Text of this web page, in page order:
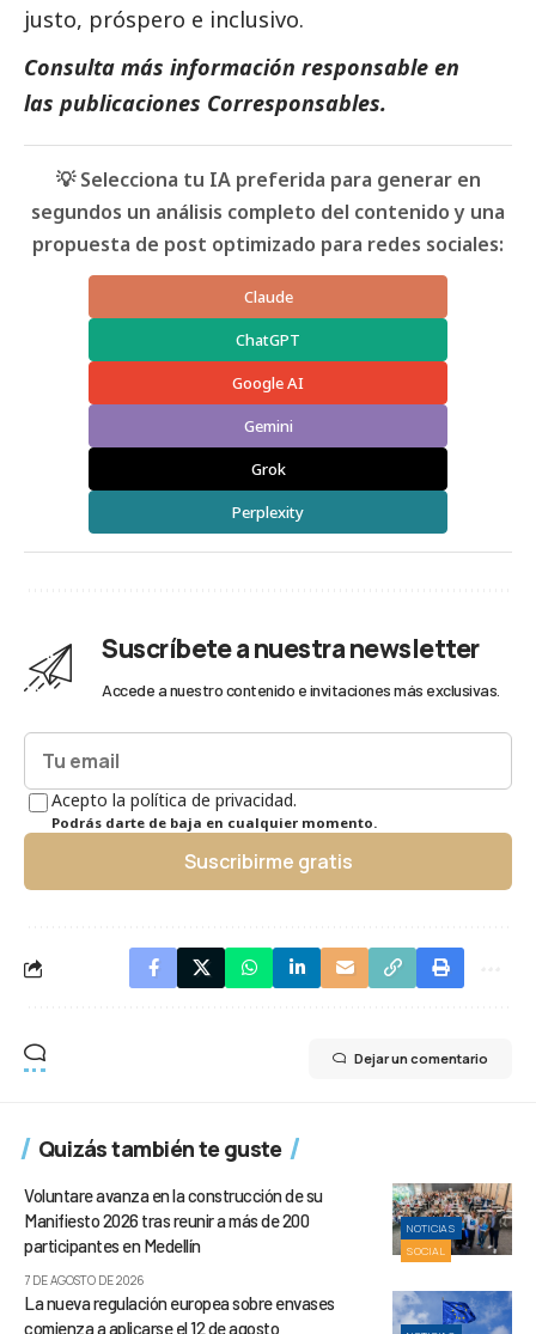
justo, próspero e inclusivo.
Consulta más información responsable en
las publicaciones Corresponsables.
💡 Selecciona tu IA preferida para generar en
segundos un análisis completo del contenido y una
propuesta de post optimizado para redes sociales:
Claude
ChatGPT
Google AI
Gemini
Grok
Perplexity
Suscríbete a nuestra newsletter
Accede a nuestro contenido e invitaciones más exclusivas.
Acepto la política de privacidad.
Podrás darte de baja en cualquier momento.
Suscribirme gratis
Dejar un comentario
Quizás también te guste
NOTICIAS
SOCIAL
Voluntare avanza en la construcción de su
Manifiesto 2026 tras reunir a más de 200
participantes en Medellín
7 DE AGOSTO DE 2026
La nueva regulación europea sobre envases
comienza a aplicarse el 12 de agosto